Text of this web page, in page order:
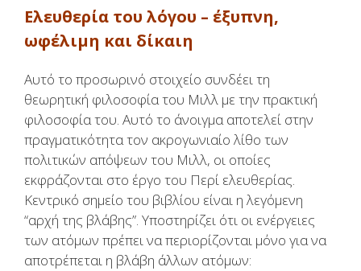
Ελευθερία του λόγου – έξυπνη,
ωφέλιμη και δίκαιη
Αυτό το προσωρινό στοιχείο συνδέει τη
θεωρητική φιλοσοφία του Μιλλ με την πρακτική
φιλοσοφία του. Αυτό το άνοιγμα αποτελεί στην
πραγματικότητα τον ακρογωνιαίο λίθο των
πολιτικών απόψεων του Μιλλ, οι οποίες
εκφράζονται στο έργο του Περί ελευθερίας.
Κεντρικό σημείο του βιβλίου είναι η λεγόμενη
“αρχή της βλάβης”. Υποστηρίζει ότι οι ενέργειες
των ατόμων πρέπει να περιορίζονται μόνο για να
αποτρέπεται η βλάβη άλλων ατόμων: